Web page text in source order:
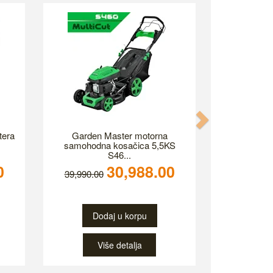
Garden Master motorna
samohodna kosačica 5,5KS
S46...
39,990.00 30,988.00
Dodaj u korpu
Više detalja